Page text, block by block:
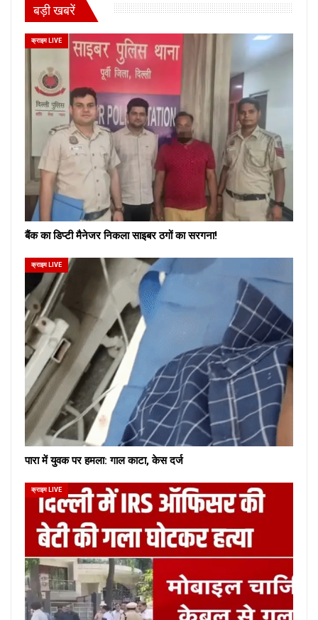
बड़ी खबरें
क्राइम LIVE
बैंक का डिप्टी मैनेजर निकला साइबर ठगों का सरगना!
क्राइम LIVE
पारा में युवक पर हमला: गाल काटा, केस दर्ज
क्राइम LIVE